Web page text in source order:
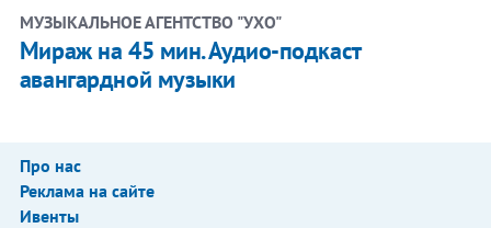
МУЗЫКАЛЬНОЕ АГЕНТСТВО "УХО"
Мираж на 45 мин. Аудио-подкаст
авангардной музыки
Про нас
Реклама на сайте
Ивенты